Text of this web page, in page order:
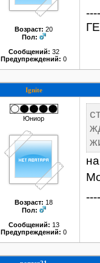
Возраст: 20
Пол:
Сообщений: 32
Предупреждений: 0
Ignite
Юниор
Возраст: 18
Пол:
Сообщений: 13
Предупреждений: 0